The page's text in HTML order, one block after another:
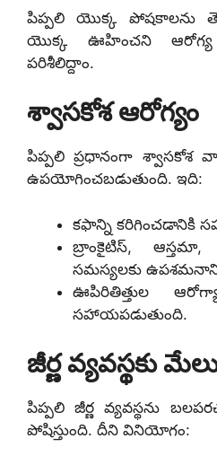
పిప్పలి యొక్క పోషకాలను
యొక్క ఊహించని ఆరోగ్య
పరిశీలిద్దాం.
శ్వాసకోశ ఆరోగ్యం
పిప్పలి ప్రధానంగా శ్వాసకోశ
ఉపయోగించబడుతుంది. ఇది:
కఫాన్ని కరిగించడానికి
బ్రాంకైటిస్, ఆస్తమా,
సమస్యలకు ఉపశమనాన్ని
ఊపిరితిత్తుల
సహాయపడుతుంది.
జీర్ణ వ్యవస్థకు
పిప్పలి జీర్ణ వ్యవస్థను
పోషిస్తుంది. దీని వినియోగం: